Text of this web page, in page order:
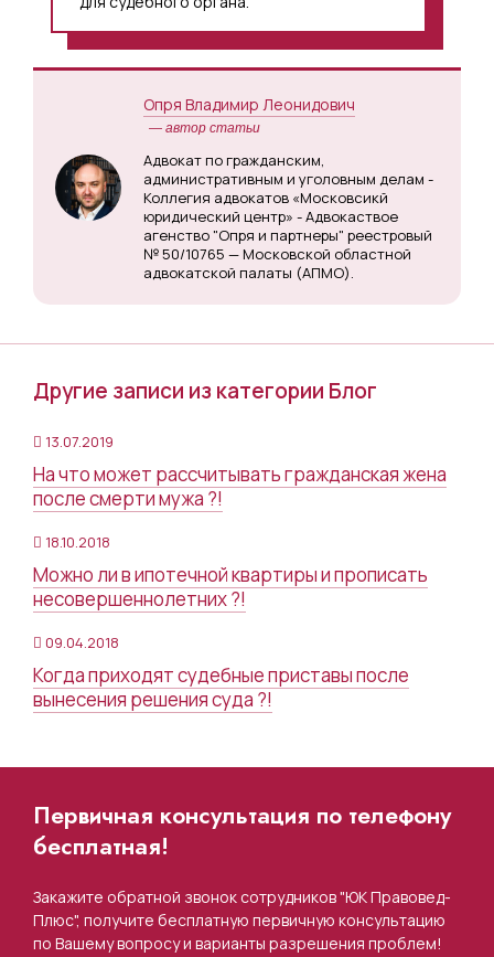
Опря Владимир Леонидович
— автор статьи
Адвокат по гражданским,
административным и уголовным делам -
Коллегия адвокатов «Московсикй
юридический центр» - Адвокаствое
агенство "Опря и партнеры" реестровый
№ 50/10765 — Московской областной
адвокатской палаты (АПМО).
Другие записи из категории Блог
13.07.2019
На что может рассчитывать гражданская жена
после смерти мужа ?!
18.10.2018
Можно ли в ипотечной квартиры и прописать
несовершеннолетних ?!
09.04.2018
Когда приходят судебные приставы после
вынесения решения суда ?!
Первичная консультация по телефону
бесплатная!
Закажите обратной звонок сотрудников "ЮК Правовед-
Плюс", получите бесплатную первичную консультацию
по Вашему вопросу и варианты разрешения проблем!